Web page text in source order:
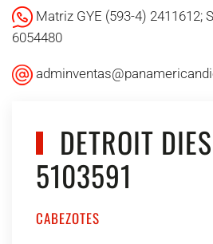
Matriz GYE (593-4) 2411612;
6054480
DETROIT
5103591
CABEZOTES